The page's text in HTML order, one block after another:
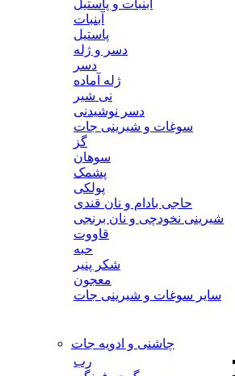
آبنبات و پاستیل
آبنبات
پاستیل
دسر و ژله
دسر
ژله آماده
نی شیر
دسر نوشیدنی
سوغات و شیرینی جات
گز
سوهان
پشمک
پولکی
حاجی بادام و نان قندی
شیرینی نخودچی و نان برنجی
قاووت
حبه
شکر پنیر
معجون
سایر سوغات و شیرینی جات
چاشنی و ادویه جات
رب